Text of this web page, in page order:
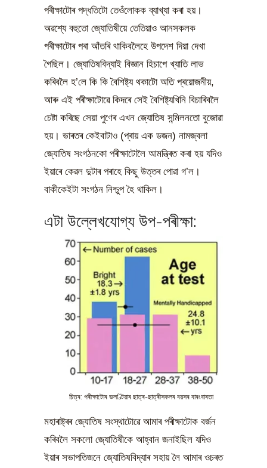
পৰীক্ষাটোৰ পদ্ধতিটো তেওঁলোকক ব্যাখ্যা কৰা হয়।
অৱশ্যে বহুতো জ্যোতিষীয়ে তেতিয়াও আনসকলক
পৰীক্ষাটোৰ পৰা আঁতৰি থাকিবলৈহে উপদেশ দিয়া দেখা
গৈছিল। জ্যোতিষবিদ্যাই বিজ্ঞান হিচাপে খ্যাতি লাভ
কৰিবলৈ হ’লে কি কি বৈশিষ্ট্য থকাটো অতি প্ৰয়োজনীয়,
আৰু এই পৰীক্ষাটোৱে কিদৰে সেই বৈশিষ্ট্যখিনি বিচাৰিবলৈ
চেষ্টা কৰিছে সেয়া পুণেৰ এখন জ্যোতিষ সন্মিলনতো বুজোৱা
হয়। ভাৰতৰ কেইবাটাও (প্ৰায় এক ডজন) নামজ্বলা
জ্যোতিষ সংগঠনকো পৰীক্ষাটোলৈ আমন্ত্ৰিত কৰা হয় যদিও
ইয়াৰে কেৱল দুটাৰ পৰাহে কিছু উত্তৰ পোৱা গ’ল।
বাকীকেইটা সংগঠন নিশ্চুপ হৈ থাকিল।
এটা উল্লেখযোগ্য উপ-পৰীক্ষা:
চিত্ৰ: পৰীক্ষাটোৰ ভলণ্টিয়াৰ ছাত্ৰ-ছাত্ৰীসকলৰ বয়সৰ বাৰংবাৰতা
মহাৰাষ্ট্ৰৰ জ্যোতিষ সংস্থাটোৱে আমাৰ পৰীক্ষাটোক বৰ্জন
কৰিবলৈ সকলো জ্যোতিষীকে আহ্বান জনাইছিল যদিও
ইয়াৰ সভাপতিজনে জ্যোতিষবিদ্যাৰ সহায় লৈ আমাৰ ওচৰত